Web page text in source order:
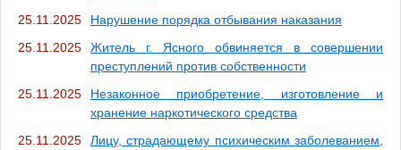
25.11.2025
Нарушение порядка отбывания наказания
25.11.2025
Житель г. Ясного обвиняется в совершении
преступлений против собственности
25.11.2025
Незаконное приобретение, изготовление и
хранение наркотического средства
25.11.2025
Лицу, страдающему психическим заболеванием,